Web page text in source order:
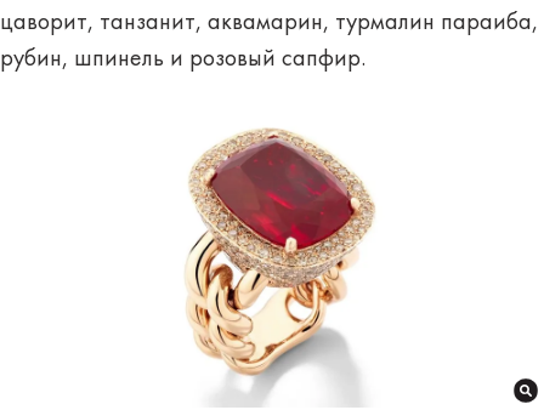
цаворит, танзанит, аквамарин, турмалин параиба,
рубин, шпинель и розовый сапфир.